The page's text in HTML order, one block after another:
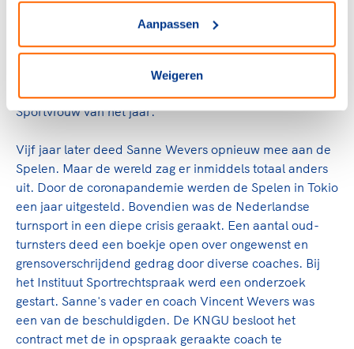
Aanpassen
Weigeren
Dankzij deze prestatie mocht ze tijdens de
sluitingsceremonie van de Spelen de Nederlandse vlag
het stadion indragen en werd ze later gekozen tot
Sportvrouw van het jaar.
Vijf jaar later deed Sanne Wevers opnieuw mee aan de
Spelen. Maar de wereld zag er inmiddels totaal anders
uit. Door de coronapandemie werden de Spelen in Tokio
een jaar uitgesteld. Bovendien was de Nederlandse
turnsport in een diepe crisis geraakt. Een aantal oud-
turnsters deed een boekje open over ongewenst en
grensoverschrijdend gedrag door diverse coaches. Bij
het Instituut Sportrechtspraak werd een onderzoek
gestart. Sanne's vader en coach Vincent Wevers was
een van de beschuldigden. De KNGU besloot het
contract met de in opspraak geraakte coach te